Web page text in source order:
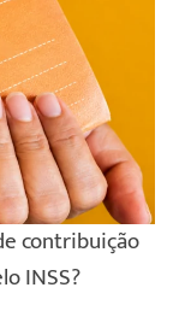
contribuição
INSS?